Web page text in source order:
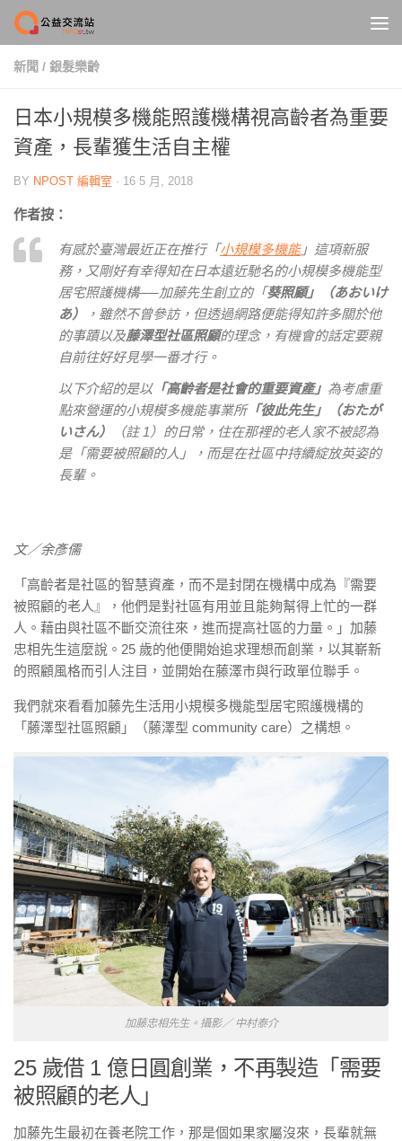
Skip to content
新聞 / 銀髮樂齡
日本小規模多機能照護機構視高齡者為重要
資產，長輩獲生活自主權
BY NPOST 編輯室 · 16 5 月, 2018
作者按：
有感於臺灣最近正在推行「小規模多機能」這項新服
務，又剛好有幸得知在日本遠近馳名的小規模多機能型
居宅照護機構──加藤先生創立的「葵照顧」（あおいけ
あ）
，雖然不曾參訪，但透過網路便能得知許多關於他
的事蹟以及藤澤型社區照顧的理念，有機會的話定要親
自前往好好見學一番才行。
以下介紹的是以「高齡者是社會的重要資產」 為考慮重
點來營運的小規模多機能事業所「彼此先生」（おたが
いさん）
（註 1）的日常，住在那裡的老人家不被認為
是「需要被照顧的人」，而是在社區中持續綻放英姿的
長輩。
文／余彥儒
「高齡者是社區的智慧資產，而不是封閉在機構中成為『需要
被照顧的老人』，他們是對社區有用並且能夠幫得上忙的一群
人。藉由與社區不斷交流往來，進而提高社區的力量。」加藤
忠相先生這麼說。25 歲的他便開始追求理想而創業，以其嶄新
的照顧風格而引人注目，並開始在藤澤市與行政單位聯手。
我們就來看看加藤先生活用小規模多機能型居宅照護機構的
「藤澤型社區照顧」（藤澤型 community care）之構想。
加藤忠相先生。攝影／ 中村泰介
25 歲借 1 億日圓創業，不再製造「需要
被照顧的老人」
加藤先生最初在養老院工作，那是個如果家屬沒來，長輩就無